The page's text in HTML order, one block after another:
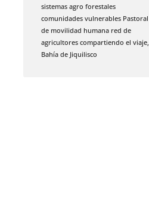
sistemas agro forestales
comunidades vulnerables Pastoral
de movilidad humana red de
agricultores compartiendo el viaje,
Bahía de Jiquilisco